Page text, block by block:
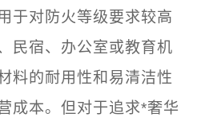
于对防火等级要求较高
民宿、办公室或教育机
料的耐用性和易清洁性
成本。但对于追求*奢华